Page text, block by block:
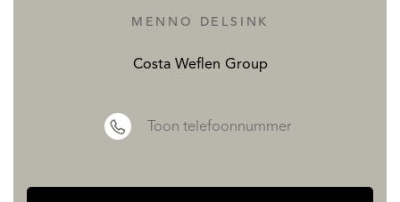
MENNO DELSINK
Costa Weflen Group
Toon telefoonnummer